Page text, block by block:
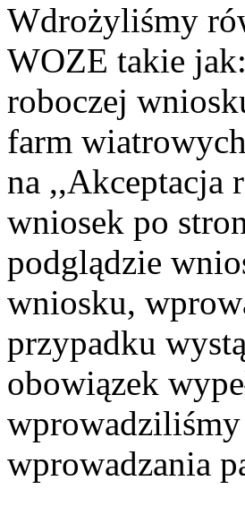
Wdrożyliśmy
WOZE takie
roboczej
farm
na ,,Akceptacja
wniosek po
podglądzie
wniosku,
przypadku
obowiązek
wprowadzania